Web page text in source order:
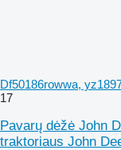
Df50186rowwa,
17
Pavarų dėžė John
traktoriaus John